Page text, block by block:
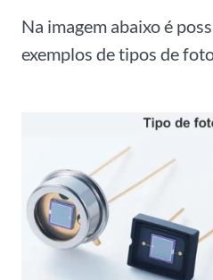
Na imagem abaixo é
exemplos de tipos de